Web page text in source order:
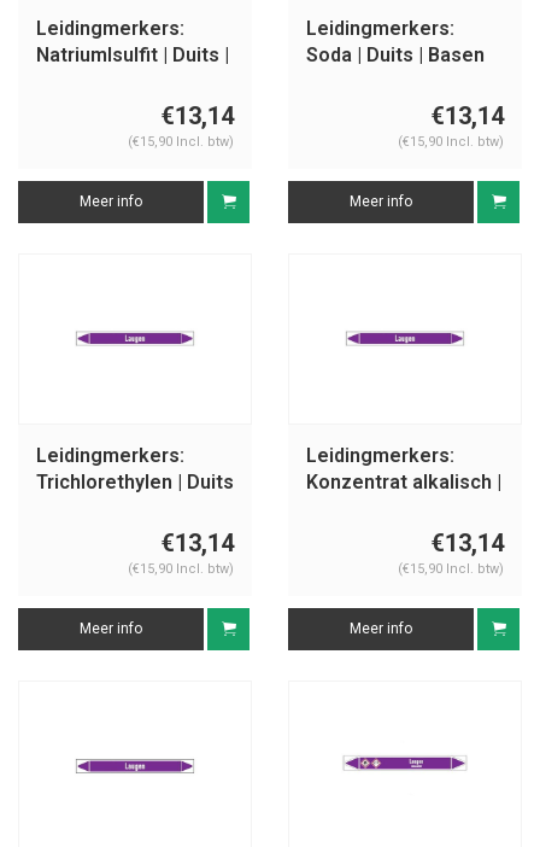
Leidingmerkers:
Natriumlsulfit | Duits |
€13,14
(€15,90 Incl. btw)
Meer info
Leidingmerkers:
Soda | Duits | Basen
€13,14
(€15,90 Incl. btw)
Meer info
Leidingmerkers:
Trichlorethylen | Duits
€13,14
(€15,90 Incl. btw)
Meer info
Leidingmerkers:
Konzentrat alkalisch |
€13,14
(€15,90 Incl. btw)
Meer info